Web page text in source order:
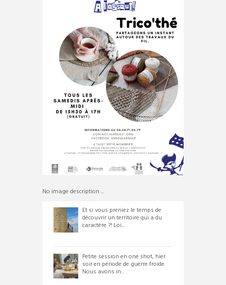
No image description ...
Et si vous preniez le temps de
découvrir un territoire qui a du
caractère ?! Loi...
Petite session en one shot, hier
soir en période de guerre froide.
Nous avons in...